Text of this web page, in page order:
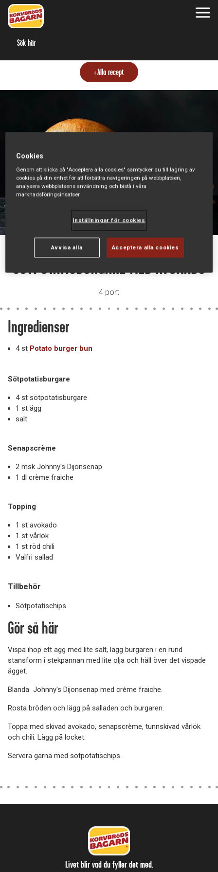
Alla recept
SÖTPOTATISBURGARE MED AVOKADO
4 port
Ingredienser
4 st Potato burger bun
Sötpotatisburgare
4 st sötpotatisburgare
1 st ägg
salt
Senapscrème
2 msk Johnny's Dijonsenap
1 dl crème fraiche
Topping
1 st avokado
1 st vårlök
1 st röd chili
Valfri sallad
Tillbehör
Sötpotatischips
Gör så här
Vispa ihop ett ägg med lite salt, lägg burgaren i en rund
stansform i stekpannan med lite olja och häll över det vispade
ägget.
Blanda Johnny's Dijonsenap med crème fraiche.
Rosta bröden och lägg på salladen och burgaren.
Toppa med skivad avokado, senapscrème, tunnskivad vårlök
och chili. Lägg på locket.
Servera gärna med sötpotatischips.
Livet blir vad du fyller det med.
Cookies
Genom att klicka på "Acceptera alla cookies" samtycker du till lagring av
cookies på din enhet för att förbättra navigeringen på webbplatsen,
analysera webbplatsens användning och bistå i våra
marknadsföringsinsatser.
Inställningar för cookies
Avvisa alla Acceptera alla cookies